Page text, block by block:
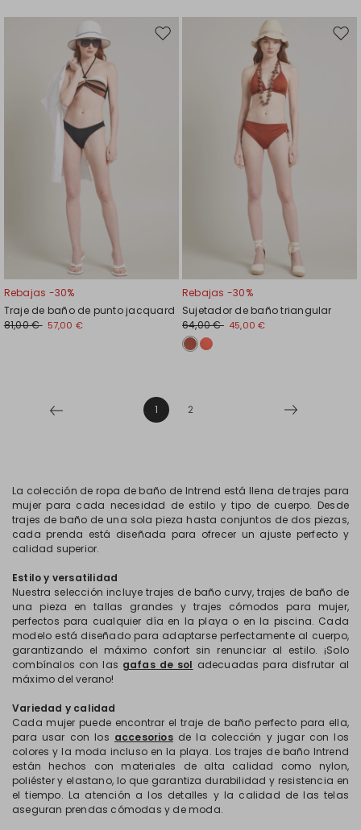
Mover
Rebajas -30%
Traje de baño de punto jacquard
81,00 € 57,00 €
Rebajas -30%
Sujetador de baño triangular
64,00 € 45,00 €
1 2
La colección de ropa de baño de Intrend está llena de trajes para
mujer para cada necesidad de estilo y tipo de cuerpo. Desde
trajes de baño de una sola pieza hasta conjuntos de dos piezas,
cada prenda está diseñada para ofrecer un ajuste perfecto y
calidad superior.
Estilo y versatilidad
Nuestra selección incluye trajes de baño curvy, trajes de baño de
una pieza en tallas grandes y trajes cómodos para mujer,
perfectos para cualquier día en la playa o en la piscina. Cada
modelo está diseñado para adaptarse perfectamente al cuerpo,
garantizando el máximo confort sin renunciar al estilo. ¡Solo
combínalos con las gafas de sol adecuadas para disfrutar al
máximo del verano!
Variedad y calidad
Cada mujer puede encontrar el traje de baño perfecto para ella,
para usar con los accesoriosde la colección y jugar con los
colores y la moda incluso en la playa. Los trajes de baño Intrend
están hechos con materiales de alta calidad como nylon,
poliéster y elastano, lo que garantiza durabilidad y resistencia en
el tiempo. La atención a los detalles y la calidad de las telas
aseguran prendas cómodas y de moda.